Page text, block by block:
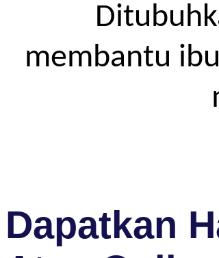
membantu
Dapatkan